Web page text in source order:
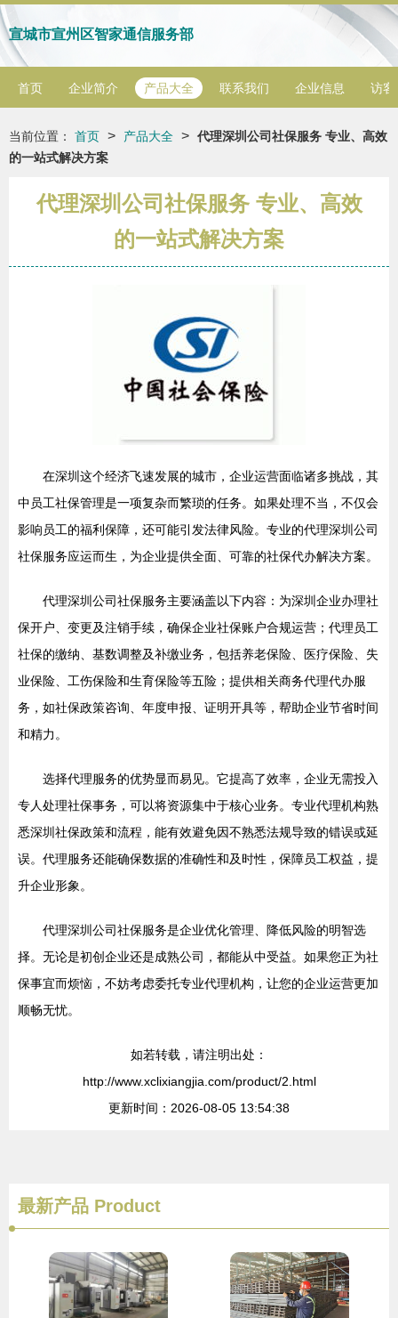
宣城市宣州区智家通信服务部
首页 企业简介 产品大全 联系我们 企业信息 访客
当前位置： 首页 > 产品大全 > 代理深圳公司社保服务 专业、高效
的一站式解决方案
代理深圳公司社保服务 专业、高效
的一站式解决方案
在深圳这个经济飞速发展的城市，企业运营面临诸多挑战，其
中员工社保管理是一项复杂而繁琐的任务。如果处理不当，不仅会
影响员工的福利保障，还可能引发法律风险。专业的代理深圳公司
社保服务应运而生，为企业提供全面、可靠的社保代办解决方案。
代理深圳公司社保服务主要涵盖以下内容：为深圳企业办理社
保开户、变更及注销手续，确保企业社保账户合规运营；代理员工
社保的缴纳、基数调整及补缴业务，包括养老保险、医疗保险、失
业保险、工伤保险和生育保险等五险；提供相关商务代理代办服
务，如社保政策咨询、年度申报、证明开具等，帮助企业节省时间
和精力。
选择代理服务的优势显而易见。它提高了效率，企业无需投入
专人处理社保事务，可以将资源集中于核心业务。专业代理机构熟
悉深圳社保政策和流程，能有效避免因不熟悉法规导致的错误或延
误。代理服务还能确保数据的准确性和及时性，保障员工权益，提
升企业形象。
代理深圳公司社保服务是企业优化管理、降低风险的明智选
择。无论是初创企业还是成熟公司，都能从中受益。如果您正为社
保事宜而烦恼，不妨考虑委托专业代理机构，让您的企业运营更加
顺畅无忧。
如若转载，请注明出处：
http://www.xclixiangjia.com/product/2.html
更新时间：2026-08-05 13:54:38
最新产品 Product